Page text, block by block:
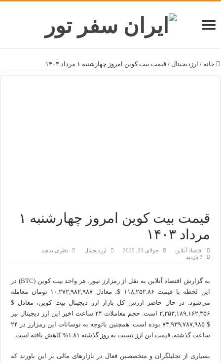
خانه / ارزدیجیتال / قیمت بیت کوین امروز چهارشنبه ۱ مرداد ۱۴۰۳
قیمت بیت کوین امروز چهارشنبه ۱
مرداد ۱۴۰۳
اقتصاد آنلاین جولای 23, 2025 ارزدیجیتال
نظری بدهید
3 بازدید
به گزارش اقتصاد آنلاین به نقل از رمزارز نیوز، هر واحد بیت کوین (BTC) در
این لحظه با قیمت ۱۱۸,۲۵۲.۸۶ $، معادل ۱۰,۲۷۲,۹۸۲,۹۸۷ تومان معامله
می‌شود. در حال حاضر ارزش کل بازار ارز دیجیتال بیت کوین، معادل $
۲,۳۵۳,۱۸۹,۱۶۲,۳۵۶ است. حجم معاملات ۲۴ ساعت اخیر این ارز دیجیتال نیز
$ ۷۴,۹۳۹,۷۸۷,۹۸۵ بوده است. همچنین باتوجه به نوسانات این رمزارز در ۲۴
ساعت گذشته، قیمت این ارز نسبت به روز گذشته ۱.۸۱% کاهش یافته است.
بسیاری از تحلیلگران و متخصصین فعال در بازار‌های مالی بر این باورند که